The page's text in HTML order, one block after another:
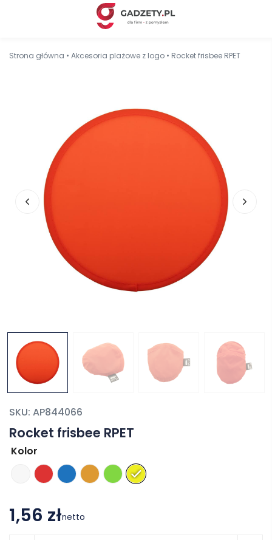
Strona główna • Akcesoria plażowe z logo • Rocket frisbee RPET
Rocket frisbee RPET
SKU: AP844066
Kolor
1,56 złnetto